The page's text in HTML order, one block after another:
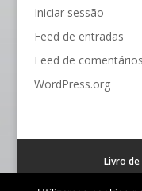
Iniciar sessão
Feed de entradas
Feed de comentários
WordPress.org
Livro